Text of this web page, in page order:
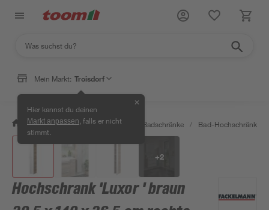
Mein Markt: Troisdorf
Hier kannst du deinen
Markt anpassen , falls er nicht
stimmt.
✕
/ Bad & Sanitär / Badmöbel Badschränke / Bad-Hochschränke
+2
Hochschrank 'Luxor ' braun